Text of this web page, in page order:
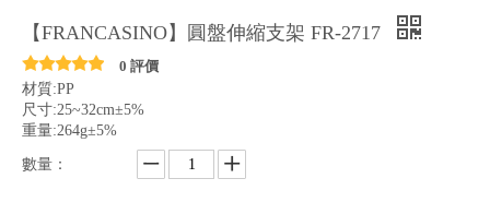
【FRANCASINO】圓盤伸縮支架 FR-2717
0 評價
材質:PP
尺寸:25~32cm±5%
重量:264g±5%
數量：